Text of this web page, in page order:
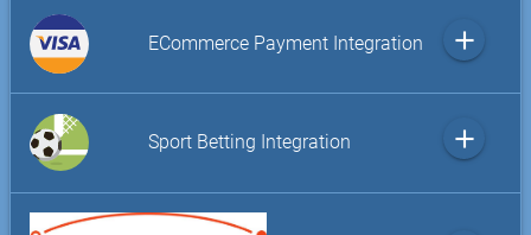
ECommerce Payment Integration add
Sport Betting Integration add